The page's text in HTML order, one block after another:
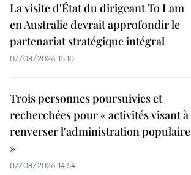
La visite d'État du dirigeant To Lam
en Australie devrait approfondir le
partenariat stratégique intégral
07/08/2026 15:10
Trois personnes poursuivies et
recherchées pour « activités visant à
renverser l'administration populaire
»
07/08/2026 14:54